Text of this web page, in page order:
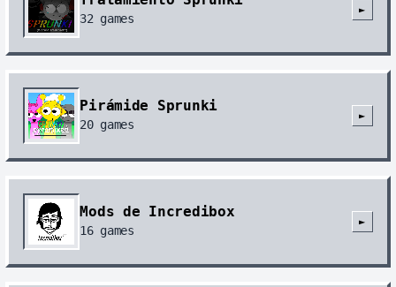
32 games
►
Pirámide Sprunki
20games
►
Mods de Incredibox
16games
►